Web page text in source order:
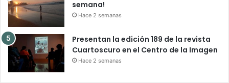
semana!
Hace 2 semanas
Presentan la edición 189 de la revista
Cuartoscuro en el Centro de la Imagen
Hace 2 semanas